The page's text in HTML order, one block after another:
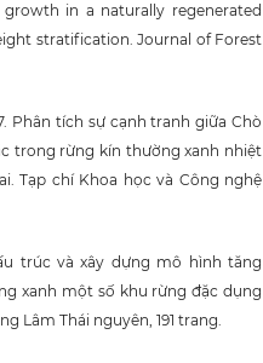
in a naturally regenerated
stratification. Journal of Forest
Phân tích sự cạnh tranh giữa Chò
trong rừng kín thường xanh nhiệt
Tạp chí Khoa học và Công nghệ
trúc và xây dựng mô hình tăng
xanh một số khu rừng đặc dụng
Lâm Thái nguyên, 191 trang.